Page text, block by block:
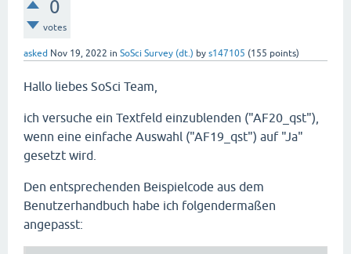
0
votes
asked Nov 19, 2022 in SoSci Survey (dt.) by s147105 (155 points)
Hallo liebes SoSci Team,
ich versuche ein Textfeld einzublenden ("AF20_qst"),
wenn eine einfache Auswahl ("AF19_qst") auf "Ja"
gesetzt wird.
Den entsprechenden Beispielcode aus dem
Benutzerhandbuch habe ich folgendermaßen
angepasst: